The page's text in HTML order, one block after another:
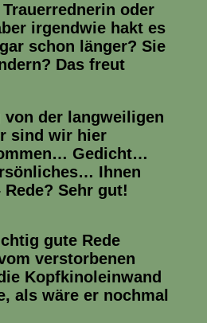
oder
irgendwie hakt es
schon länger? Sie
Das freut
von der langweiligen
sind wir hier
Gedicht…
Ihnen
Sehr gut!
gute Rede
verstorbenen
Kopfkinoleinwand
als wäre er nochmal